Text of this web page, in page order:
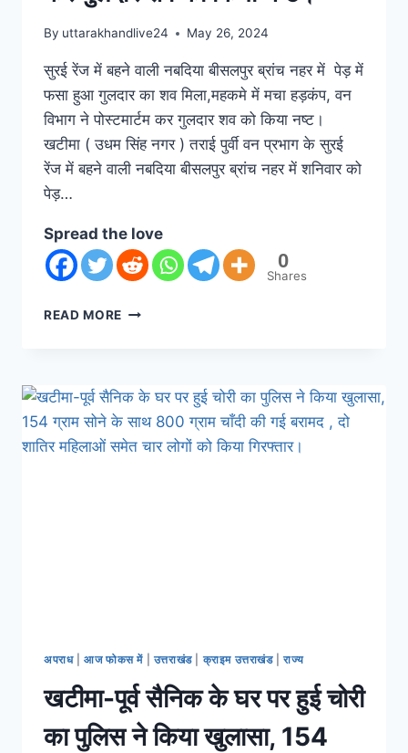
By uttarakhandlive24 May 26, 2024
सुरई रेंज में बहने वाली नबदिया बीसलपुर ब्रांच नहर में पेड़ में
फसा हुआ गुलदार का शव मिला,महकमे में मचा हड़कंप, वन
विभाग ने पोस्टमार्टम कर गुलदार शव को किया नष्ट।
खटीमा ( उधम सिंह नगर ) तराई पुर्वी वन प्रभाग के सुरई
रेंज में बहने वाली नबदिया बीसलपुर ब्रांच नहर में शनिवार को
पेड़…
Spread the love
0
Shares
READ MORE
अपराध|आज फोकस में| उत्तराखंड| क्राइम उत्तराखंड|राज्य
खटीमा-पूर्व सैनिक के घर पर हुई चोरी
का पुलिस ने किया खुलासा, 154